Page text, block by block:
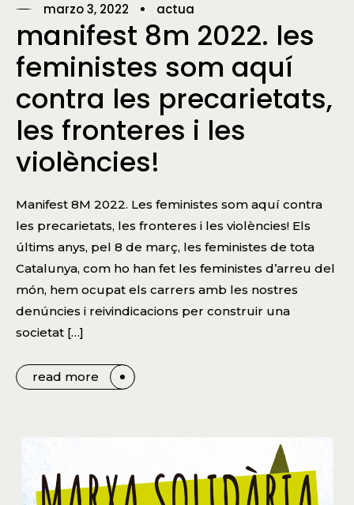
marzo 3, 2022 actua
manifest 8m 2022. les
feministes som aquí
contra les precarietats,
les fronteres i les
violències!
Manifest 8M 2022. Les feministes som aquí contra
les precarietats, les fronteres i les violències! Els
últims anys, pel 8 de març, les feministes de tota
Catalunya, com ho han fet les feministes d’arreu del
món, hem ocupat els carrers amb les nostres
denúncies i reivindicacions per construir una
societat […]
read more